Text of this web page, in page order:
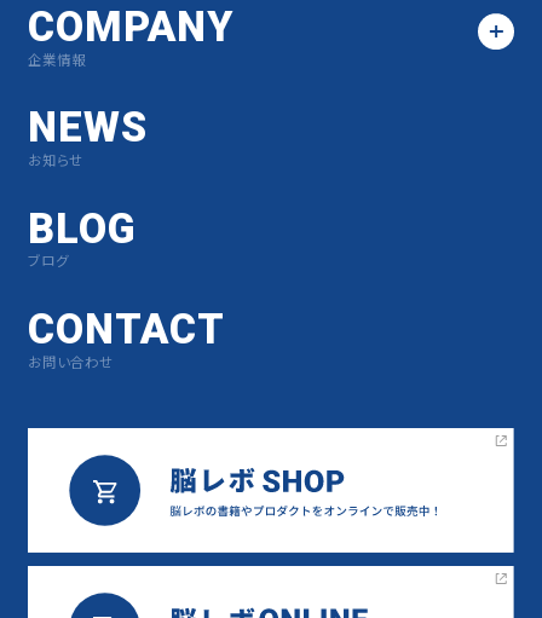
COMPANY
企業情報
NEWS
お知らせ
BLOG
ブログ
CONTACT
お問い合わせ